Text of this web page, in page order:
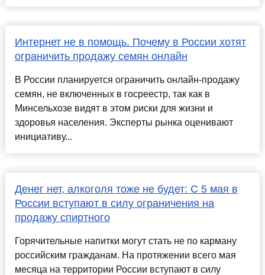
Интернет не в помощь. Почему в России хотят
ограничить продажу семян онлайн
В России планируется ограничить онлайн-продажу
семян, не включенных в госреестр, так как в
Минсельхозе видят в этом риски для жизни и
здоровья населения. Эксперты рынка оценивают
инициативу...
Денег нет, алкоголя тоже не будет: С 5 мая в
России вступают в силу ограничения на
продажу спиртного
Горячительные напитки могут стать не по карману
российским гражданам. На протяжении всего мая
месяца на территории России вступают в силу